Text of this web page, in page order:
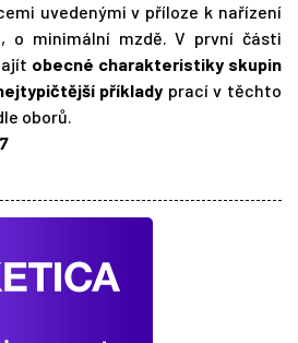
uvedenými v příloze k nařízení
, o minimální mzdě. V první části
obecné charakteristiky skupin
příklady prací v těchto
oborů.